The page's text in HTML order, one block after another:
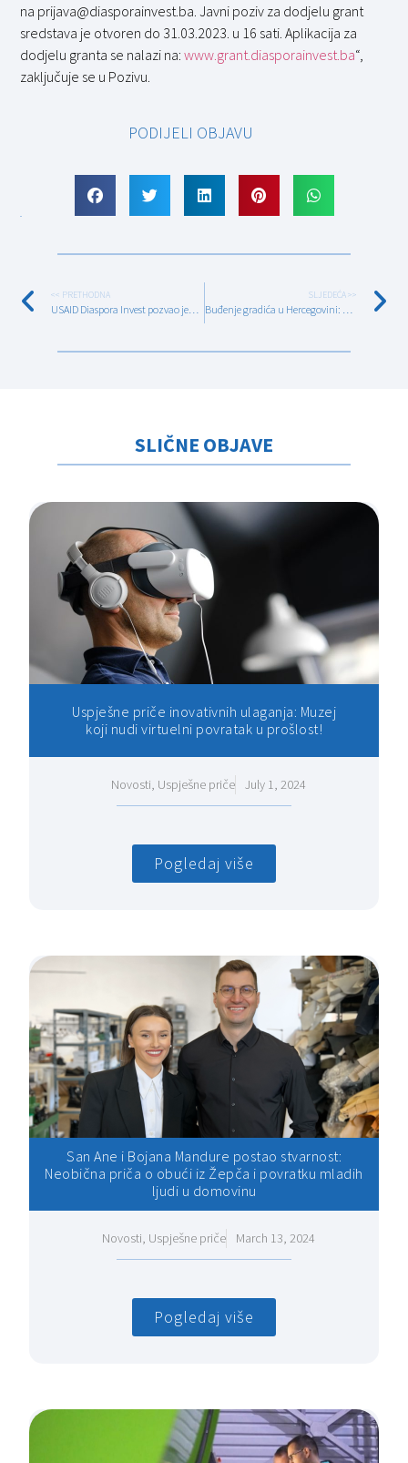
na prijava@diasporainvest.ba. Javni poziv za dodjelu grant
sredstava je otvoren do 31.03.2023. u 16 sati. Aplikacija za
dodjelu granta se nalazi na:www.grant.diasporainvest.ba“,
zaključuje se u Pozivu.
PODIJELI OBJAVU
<< PRETHODNA SLJEDEĆA >>
SLIČNE OBJAVE
Uspješne priče inovativnih ulaganja: Muzej
koji nudi virtuelni povratak u prošlost!
Novosti, Uspješne priče July 1, 2024
Pogledaj više
San Ane i Bojana Mandure postao stvarnost:
Neobična priča o obući iz Žepča i povratku mladih
ljudi u domovinu
Novosti, Uspješne priče March 13, 2024
Pogledaj više